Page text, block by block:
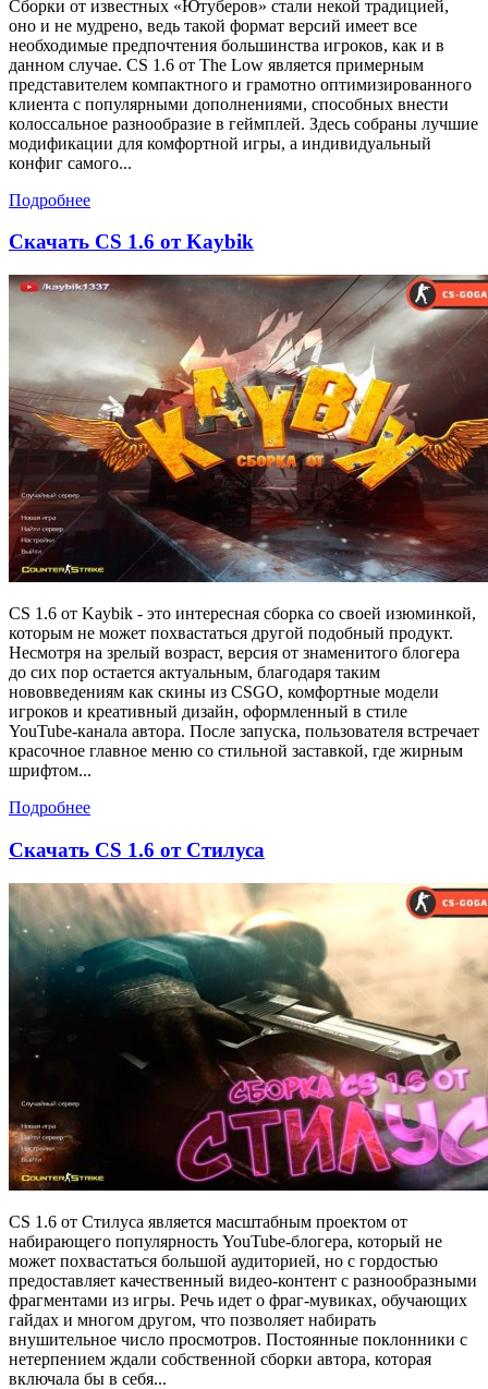
Сборки от известных «Ютуберов» стали некой традицией,
оно и не мудрено, ведь такой формат версий имеет все
необходимые предпочтения большинства игроков, как и в
данном случае. CS 1.6 от The Low является примерным
представителем компактного и грамотно оптимизированного
клиента с популярными дополнениями, способных внести
колоссальное разнообразие в геймплей. Здесь собраны лучшие
модификации для комфортной игры, а индивидуальный
конфиг самого...
Подробнее
Скачать CS 1.6 от Kaybik
CS 1.6 от Kaybik - это интересная сборка со своей изюминкой,
которым не может похвастаться другой подобный продукт.
Несмотря на зрелый возраст, версия от знаменитого блогера
до сих пор остается актуальным, благодаря таким
нововведениям как скины из CSGO, комфортные модели
игроков и креативный дизайн, оформленный в стиле
YouTube-канала автора. После запуска, пользователя встречает
красочное главное меню со стильной заставкой, где жирным
шрифтом...
Подробнее
Скачать CS 1.6 от Стилуса
CS 1.6 от Стилуса является масштабным проектом от
набирающего популярность YouTube-блогера, который не
может похвастаться большой аудиторией, но с гордостью
предоставляет качественный видео-контент с разнообразными
фрагментами из игры. Речь идет о фраг-мувиках, обучающих
гайдах и многом другом, что позволяет набирать
внушительное число просмотров. Постоянные поклонники с
нетерпением ждали собственной сборки автора, которая
включала бы в себя...